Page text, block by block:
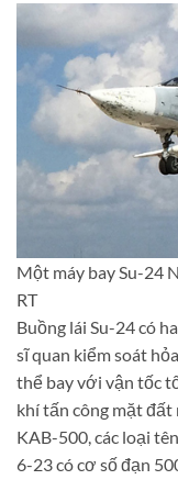
Một máy bay Su-24
RT
Buồng lái Su-24 có
sĩ quan kiểm soát
thể bay với vận tốc
khí tấn công mặt
KAB-500, các loại
6-23 có cơ số đạn